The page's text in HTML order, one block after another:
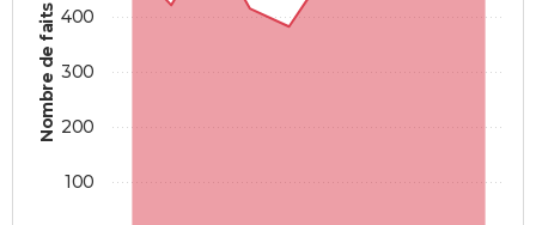
Nombre de faits
100
200
300
400